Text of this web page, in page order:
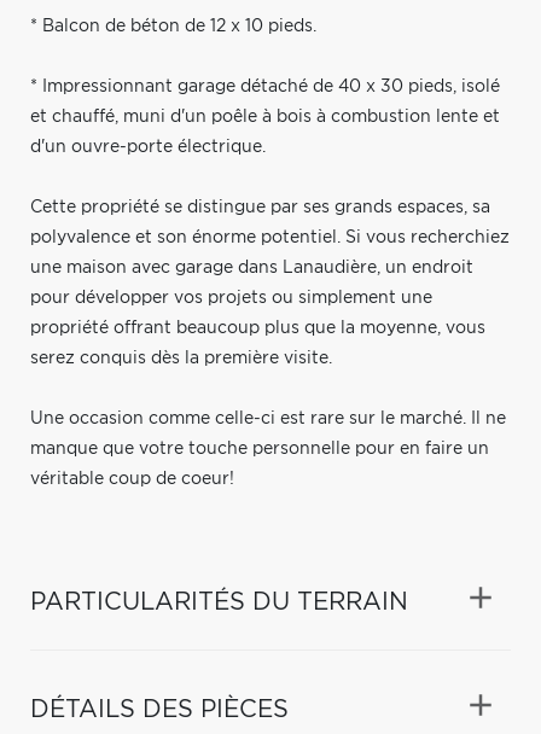
* Balcon de béton de 12 x 10 pieds.
* Impressionnant garage détaché de 40 x 30 pieds, isolé
et chauffé, muni d'un poêle à bois à combustion lente et
d'un ouvre-porte électrique.
Cette propriété se distingue par ses grands espaces, sa
polyvalence et son énorme potentiel. Si vous recherchiez
une maison avec garage dans Lanaudière, un endroit
pour développer vos projets ou simplement une
propriété offrant beaucoup plus que la moyenne, vous
serez conquis dès la première visite.
Une occasion comme celle-ci est rare sur le marché. Il ne
manque que votre touche personnelle pour en faire un
véritable coup de coeur!
PARTICULARITÉS DU TERRAIN
DÉTAILS DES PIÈCES